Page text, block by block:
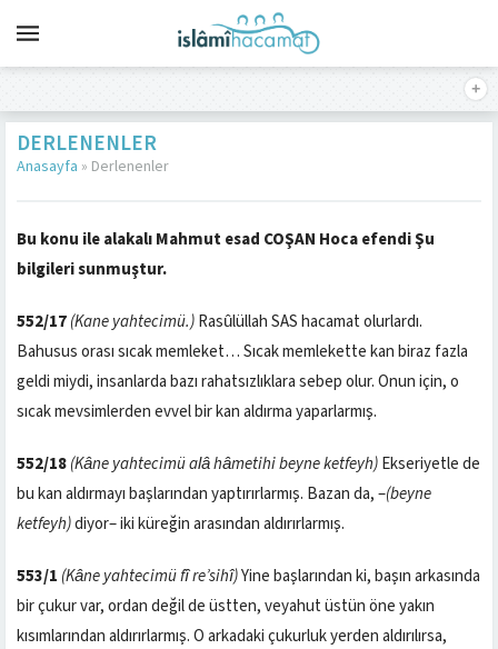
DERLENENLER
Anasayfa » Derlenenler
Bu konu ile alakalı Mahmut esad COŞAN Hoca efendi Şu
bilgileri sunmuştur.
552/17(Kane yahtecimü.)Rasûlüllah SAS hacamat olurlardı.
Bahusus orası sıcak memleket… Sıcak memlekette kan biraz fazla
geldi miydi, insanlarda bazı rahatsızlıklara sebep olur. Onun için, o
sıcak mevsimlerden evvel bir kan aldırma yaparlarmış.
552/18(Kâne yahtecimü alâ hâmetihi beyne ketfeyh)Ekseriyetle de
bu kan aldırmayı başlarından yaptırırlarmış. Bazan da, –(beyne
ketfeyh)diyor– iki küreğin arasından aldırırlarmış.
553/1 (Kâne yahtecimü fî re’sihî)Yine başlarından ki, başın arkasında
bir çukur var, ordan değil de üstten, veyahut üstün öne yakın
kısımlarından aldırırlarmış. O arkadaki çukurluk yerden aldırılırsa,